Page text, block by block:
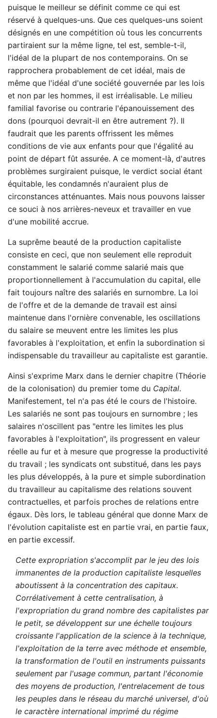
puisque le meilleur se définit comme ce qui est
réservé à quelques-uns. Que ces quelques-uns soient
désignés en une compétition où tous les concurrents
partiraient sur la même ligne, tel est, semble-t-il,
l'idéal de la plupart de nos contemporains. On se
rapprochera probablement de cet idéal, mais de
même que l'idéal d'une société gouvernée par les lois
et non par les hommes, il est irréalisable. Le milieu
familial favorise ou contrarie l'épanouissement des
dons (pourquoi devrait-il en être autrement ?). Il
faudrait que les parents offrissent les mêmes
conditions de vie aux enfants pour que l'égalité au
point de départ fût assurée. A ce moment-là, d'autres
problèmes surgiraient puisque, le verdict social étant
équitable, les condamnés n'auraient plus de
circonstances atténuantes. Mais nous pouvons laisser
ce souci à nos arrières-neveux et travailler en vue
d'une mobilité accrue.
La suprême beauté de la production capitaliste
consiste en ceci, que non seulement elle reproduit
constamment le salarié comme salarié mais que
proportionnellement à l'accumulation du capital, elle
fait toujours naître des salariés en surnombre. La loi
de l'offre et de la demande de travail est ainsi
maintenue dans l'ornière convenable, les oscillations
du salaire se meuvent entre les limites les plus
favorables à l'exploitation, et enfin la subordination si
indispensable du travailleur au capitaliste est garantie.
Ainsi s'exprime Marx dans le dernier chapitre (Théorie
de la colonisation) du premier tome du Capital.
Manifestement, tel n'a pas été le cours de l'histoire.
Les salariés ne sont pas toujours en surnombre ; les
salaires n'oscillent pas "entre les limites les plus
favorables à l'exploitation", ils progressent en valeur
réelle au fur et à mesure que progresse la productivité
du travail ; les syndicats ont substitué, dans les pays
les plus développés, à la pure et simple subordination
du travailleur au capitalisme des relations souvent
contractuelles, et parfois proches de relations entre
égaux. Dès lors, le tableau général que donne Marx de
l'évolution capitaliste est en partie vrai, en partie faux,
en partie excessif.
Cette expropriation s'accomplit par le jeu des lois
immanentes de la production capitaliste lesquelles
aboutissent à la concentration des capitaux.
Corrélativement à cette centralisation, à
l'expropriation du grand nombre des capitalistes par
le petit, se développent sur une échelle toujours
croissante l'application de la science à la technique,
l'exploitation de la terre avec méthode et ensemble,
la transformation de l'outil en instruments puissants
seulement par l'usage commun, partant l'économie
des moyens de production, l'entrelacement de tous
les peuples dans le réseau du marché universel, d'où
le caractère international imprimé du régime